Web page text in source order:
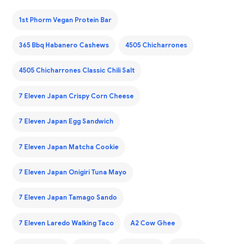
1st Phorm Vegan Protein Bar
365 Bbq Habanero Cashews 4505 Chicharrones
4505 Chicharrones Classic Chili Salt
7 Eleven Japan Crispy Corn Cheese
7 Eleven Japan Egg Sandwich
7 Eleven Japan Matcha Cookie
7 Eleven Japan Onigiri Tuna Mayo
7 Eleven Japan Tamago Sando
7 Eleven Laredo Walking Taco A2 Cow Ghee